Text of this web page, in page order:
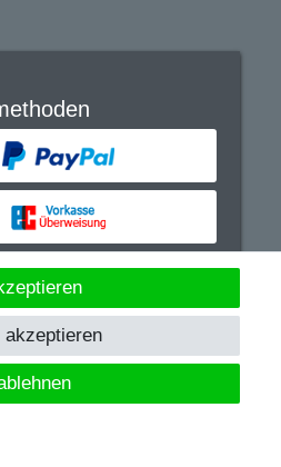
weiteren Varianten wird
akzeptieren